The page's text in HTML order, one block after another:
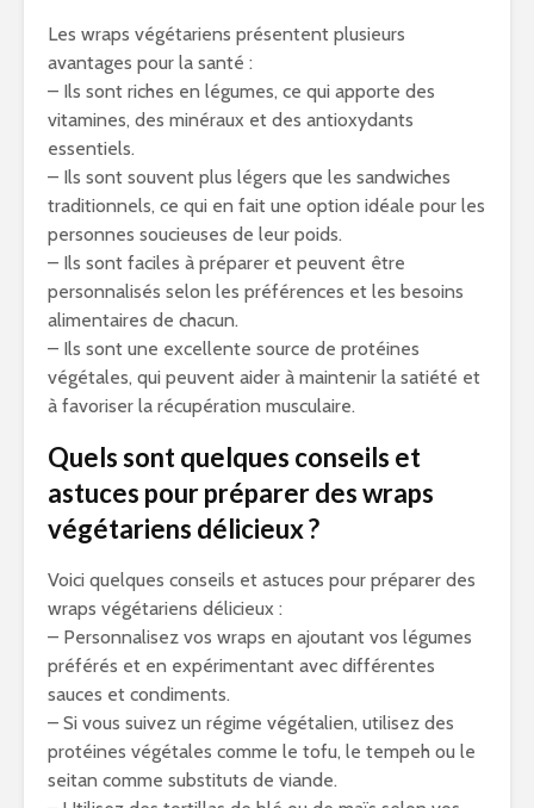
Les wraps végétariens présentent plusieurs
avantages pour la santé :
– Ils sont riches en légumes, ce qui apporte des
vitamines, des minéraux et des antioxydants
essentiels.
– Ils sont souvent plus légers que les sandwiches
traditionnels, ce qui en fait une option idéale pour les
personnes soucieuses de leur poids.
– Ils sont faciles à préparer et peuvent être
personnalisés selon les préférences et les besoins
alimentaires de chacun.
– Ils sont une excellente source de protéines
végétales, qui peuvent aider à maintenir la satiété et
à favoriser la récupération musculaire.
Quels sont quelques conseils et
astuces pour préparer des wraps
végétariens délicieux ?
Voici quelques conseils et astuces pour préparer des
wraps végétariens délicieux :
– Personnalisez vos wraps en ajoutant vos légumes
préférés et en expérimentant avec différentes
sauces et condiments.
– Si vous suivez un régime végétalien, utilisez des
protéines végétales comme le tofu, le tempeh ou le
seitan comme substituts de viande.